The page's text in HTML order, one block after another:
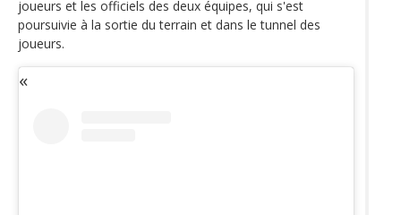
joueurs et les officiels des deux équipes, qui s'est
poursuivie à la sortie du terrain et dans le tunnel des
joueurs.